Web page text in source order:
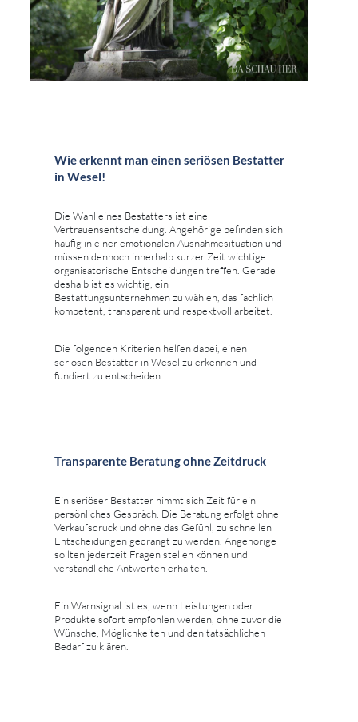
Wie erkennt man einen seriösen Bestatter
in Wesel!
Die Wahl eines Bestatters ist eine
Vertrauensentscheidung. Angehörige befinden sich
häufig in einer emotionalen Ausnahmesituation und
müssen dennoch innerhalb kurzer Zeit wichtige
organisatorische Entscheidungen treffen. Gerade
deshalb ist es wichtig, ein
Bestattungsunternehmen zu wählen, das fachlich
kompetent, transparent und respektvoll arbeitet.
Die folgenden Kriterien helfen dabei, einen
seriösen Bestatter in Wesel zu erkennen und
fundiert zu entscheiden.
Transparente Beratung ohne Zeitdruck
Ein seriöser Bestatter nimmt sich Zeit für ein
persönliches Gespräch. Die Beratung erfolgt ohne
Verkaufsdruck und ohne das Gefühl, zu schnellen
Entscheidungen gedrängt zu werden. Angehörige
sollten jederzeit Fragen stellen können und
verständliche Antworten erhalten.
Ein Warnsignal ist es, wenn Leistungen oder
Produkte sofort empfohlen werden, ohne zuvor die
Wünsche, Möglichkeiten und den tatsächlichen
Bedarf zu klären.